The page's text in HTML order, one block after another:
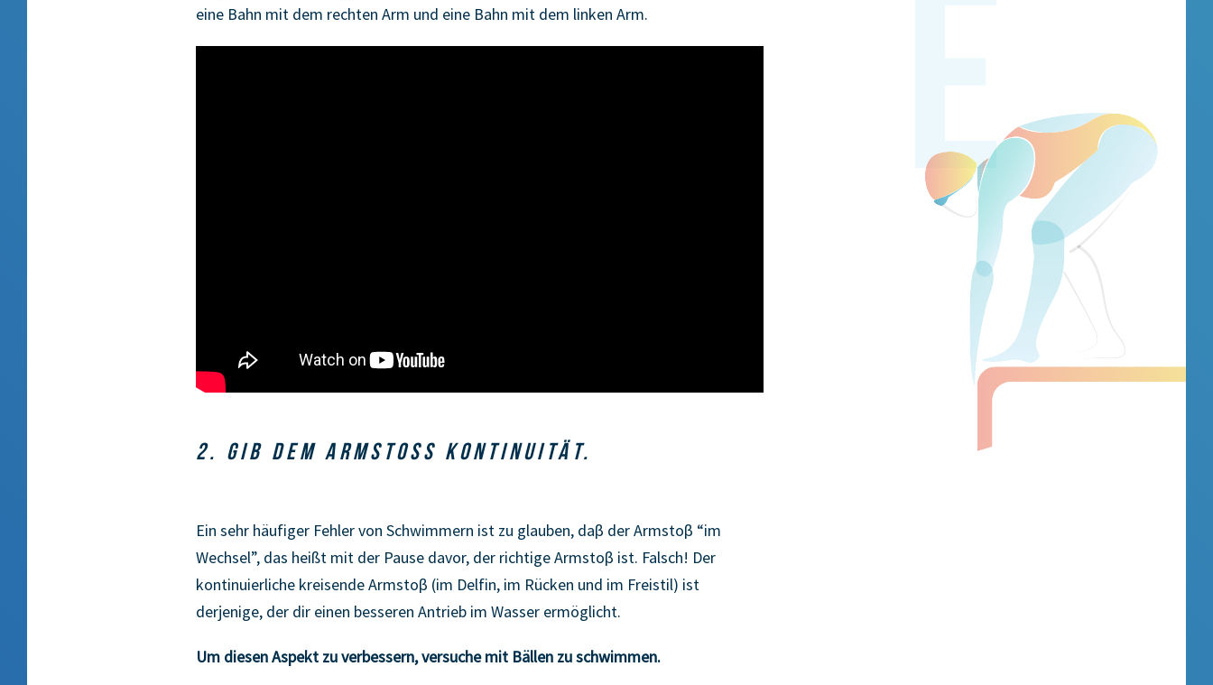
eine Bahn mit dem rechten Arm und eine Bahn mit dem linken Arm.
2. GIB DEM ARMSTOSS KONTINUITÄT.
Ein sehr häufiger Fehler von Schwimmern ist zu glauben, daβ der Armstoβ “im
Wechsel”, das heißt mit der Pause davor, der richtige Armstoβ ist. Falsch! Der
kontinuierliche kreisende Armstoβ (im Delfin, im Rücken und im Freistil) ist
derjenige, der dir einen besseren Antrieb im Wasser ermöglicht.
Um diesen Aspekt zu verbessern, versuche mit Bällen zu schwimmen.